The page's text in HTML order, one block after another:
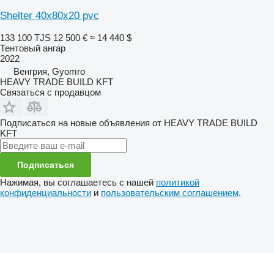
Shelter 40x80x20 pvc
133 100 TJS 12 500 € ≈ 14 440 $
Тентовый ангар
2022
Венгрия, Gyomro
HEAVY TRADE BUILD KFT
Связаться с продавцом
Подписаться на новые объявления от HEAVY TRADE BUILD
KFT
Подписаться
Нажимая, вы соглашаетесь с нашей политикой
конфиденциальности и пользовательским соглашением.